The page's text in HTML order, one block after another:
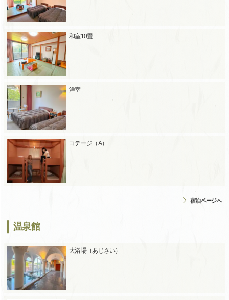
和室10畳
洋室
コテージ（A）
宿泊ページへ
温泉館
大浴場（あじさい）